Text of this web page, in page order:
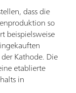
dass die
so
beispielsweise
Kathode. Die
etablierte
in